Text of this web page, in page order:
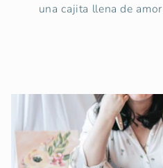
una cajita llena de amor